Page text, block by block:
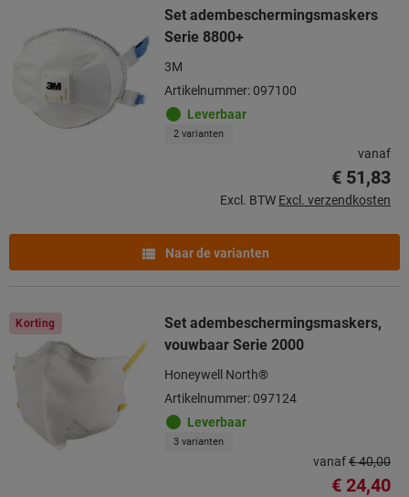
Set adembeschermingsmaskers
Serie 8800+
3M
Artikelnummer: 097100
Leverbaar
2 varianten
vanaf
€ 51,83
Excl. BTW Excl. verzendkosten
Naar de varianten
Korting
Set adembeschermingsmaskers,
vouwbaar Serie 2000
Honeywell North®
Artikelnummer: 097124
Leverbaar
3 varianten
vanaf€ 40,00
€ 24,40